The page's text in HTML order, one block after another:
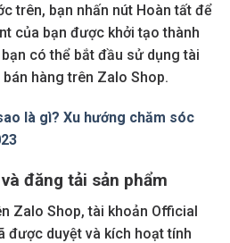
trên, bạn nhấn nút Hoàn tất để
của bạn được khởi tạo thành
có thể bắt đầu sử dụng tài
hàng trên Zalo Shop.
là gì? Xu hướng chăm sóc
đăng tải sản phẩm
Zalo Shop, tài khoản Official
được duyệt và kích hoạt tính